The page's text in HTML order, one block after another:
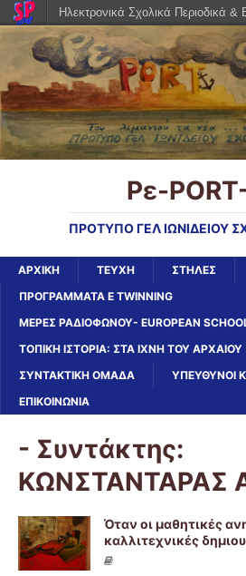
Ρε-
ΠΡΟΤΥΠΟ ΓΕΛ ΙΩΝΙΔΕΙΟΥ
ΑΡΧΙΚΉ ΤΕΥΧΗ ΣΤΗΛΕΣ
ΠΡΟΓΡΑΜΜΑΤΑ E TWINNING
ΜΕΡΕΣ ΡΑΔΙΟΦΩΝΟΥ- EUROPEAN
ΤΟΠΙΚΗ ΙΣΤΟΡΙΑ: ΣΤΑ ΙΧΝΗ ΤΟΥ ΑΡΧΑΙΟΥ
ΣΥΝΤΑΚΤΙΚΗ ΟΜΑΔΑ
ΥΠΕΥΘΥΝΟΙ
ΕΠΙΚΟΙΝΩΝΙΑ
- Συντάκτης:
ΚΩΝΣΤΑΝΤΑΡΑΣ
Όταν οι μαθητικές
καλλιτεχνικές
Ηλεκτρονικά Σχολικά Περιοδικά &